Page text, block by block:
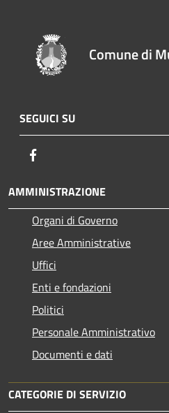
Comune di
SEGUICI SU
AMMINISTRAZIONE
Organi di Governo
Aree Amministrative
Uffici
Enti e fondazioni
Politici
Personale Amministrativo
Documenti e dati
CATEGORIE DI SERVIZIO